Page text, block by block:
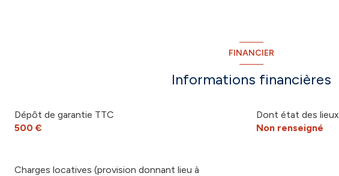
FINANCIER
Informations financières
Dont état des lieux
Non renseigné
Dépôt de garantie TTC
500 €
Charges locatives (provision donnant lieu à